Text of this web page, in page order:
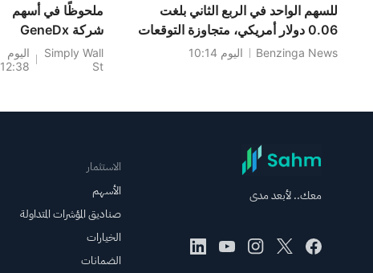
للسهم الواحد في الربع الثاني بلغت
0.06 دولار أمريكي، متجاوزة التوقعات
البالغة 0.04 دولار أمريكي، وبلغتBenzinga News اليوم 10:14
ملحوظًا في أسهم
شركة GeneDx
Holdings Corp.
(المدرجة في بورصة
Simply Wall
St
اليوم
12:38
معك.. لأبعد مدى
الاستثمار
الأسهم
صناديق المؤشرات المتداولة
الخيارات
الضمانات